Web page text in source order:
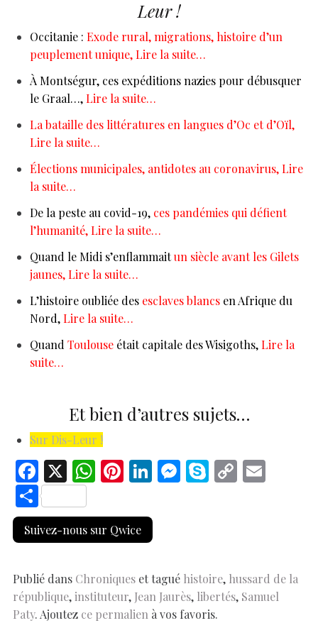
Leur !
Occitanie : Exode rural, migrations, histoire d’un
peuplement unique, Lire la suite…
À Montségur, ces expéditions nazies pour débusquer
le Graal…,Lire la suite…
La bataille des littératures en langues d’Oc et d’Oïl,
Lire la suite…
Élections municipales, antidotes au coronavirus,Lire
la suite…
De la peste au covid-19, ces pandémies qui défient
l’humanité,Lire la suite…
Quand le Midi s’enflammaitun siècle avant les Gilets
jaunes,Lire la suite…
L’histoire oubliée des esclavesblancs en Afrique du
Nord,Lire la suite…
Quand Toulouse était capitale des Wisigoths,Lire la
suite…
Et bien d’autres sujets…
Sur Dis-Leur !
F
ac
e
b
o
k
X W
at
s
p
p
Pi
er
es
Li
k
e
n
M
er
S C
n
k
S
h
ar
Suivez-nous sur Qwice
Publié dans Chroniques et tagué histoire, hussard de la
république,instituteur, Jean Jaurès, libertés, Samuel
Paty. Ajoutez ce permalien à vos favoris.